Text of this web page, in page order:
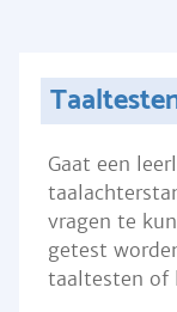
Gaat een
vragen te
getest
taaltesten of